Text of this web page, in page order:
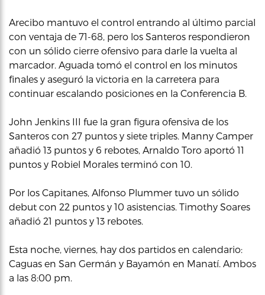
Arecibo mantuvo el control entrando al último parcial
con ventaja de 71-68, pero los Santeros respondieron
con un sólido cierre ofensivo para darle la vuelta al
marcador. Aguada tomó el control en los minutos
finales y aseguró la victoria en la carretera para
continuar escalando posiciones en la Conferencia B.
John Jenkins III fue la gran figura ofensiva de los
Santeros con 27 puntos y siete triples. Manny Camper
añadió 13 puntos y 6 rebotes, Arnaldo Toro aportó 11
puntos y Robiel Morales terminó con 10.
Por los Capitanes, Alfonso Plummer tuvo un sólido
debut con 22 puntos y 10 asistencias. Timothy Soares
añadió 21 puntos y 13 rebotes.
Esta noche, viernes, hay dos partidos en calendario:
Caguas en San Germán y Bayamón en Manatí. Ambos
a las 8:00 pm.